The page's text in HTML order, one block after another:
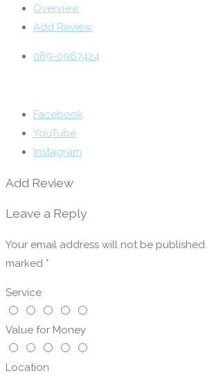
Overview
Add Review
089-0967424
Facebook
YouTube
Instagram
Add Review
Leave a Reply
Your email address will not be published.
marked *
Service
Value for Money
Location